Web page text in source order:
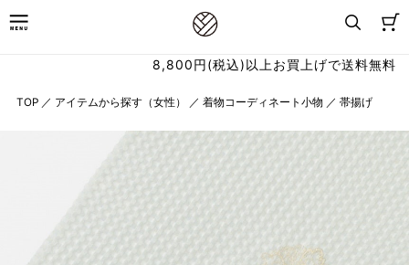
8,800円(税込)以上お買上げで送料無料
TOP ／ アイテムから探す（女性） ／ 着物コーディネート小物 ／ 帯揚げ